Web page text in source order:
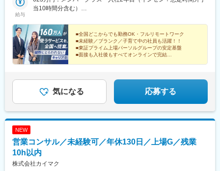
東急五反田駅出口より徒歩9分 ■JR山手線 「五反田駅」より徒歩
給与
当10時間分含む）
当10時間分含む）
■全国どこからでも勤務OK・フルリモートワーク
■未経験／ブランク／子育て中の社員も活躍！！
■東証プライム上場パーソルグループの安定基盤
■面接も入社後もすべてオンラインで完結
気になる 応募する
NEW
営業コンサル／未経験可／年休130日／上場G／残業
10h以内
株式会社カイマク